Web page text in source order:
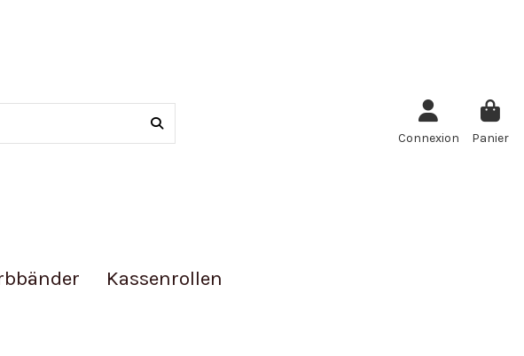
Connexion Panier
Kassenrollen